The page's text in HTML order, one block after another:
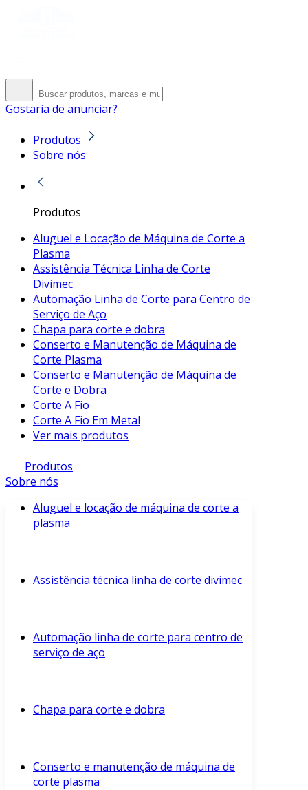
Gostaria de anunciar?
Produtos
Sobre nós
Produtos
Aluguel e Locação de Máquina de Corte a
Plasma
Assistência Técnica Linha de Corte
Divimec
Automação Linha de Corte para Centro de
Serviço de Aço
Chapa para corte e dobra
Conserto e Manutenção de Máquina de
Corte Plasma
Conserto e Manutenção de Máquina de
Corte e Dobra
Corte A Fio
Corte A Fio Em Metal
Ver mais produtos
Produtos
Sobre nós
Aluguel e locação de máquina de corte a
plasma
Assistência técnica linha de corte divimec
Automação linha de corte para centro de
serviço de aço
Chapa para corte e dobra
Conserto e manutenção de máquina de
corte plasma